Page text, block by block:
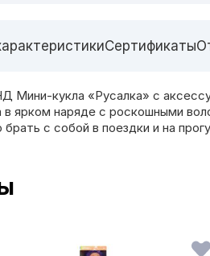
Сертификаты
Мини-кукла «Русалка» с
в ярком наряде с роскошными
с собой в поездки и на